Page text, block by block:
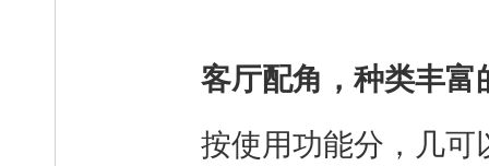
客厅配角，种类丰富
按使用功能分，几可